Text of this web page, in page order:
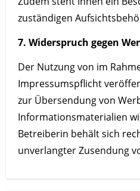
zuständigen
7. Widerspruch gegen
Der Nutzung von im
Impressumspflicht
zur Übersendung von
Informationsmaterialien
Betreiberin behält sich
unverlangter Zusendung